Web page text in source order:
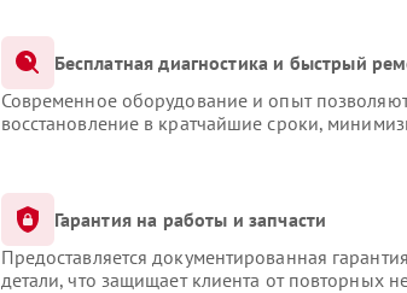
Бесплатная диагностика и быстрый
Современное оборудование и опыт позволяют
восстановление в кратчайшие сроки,
Гарантия на работы и запчасти
Предоставляется документированная
детали, что защищает клиента от повторных